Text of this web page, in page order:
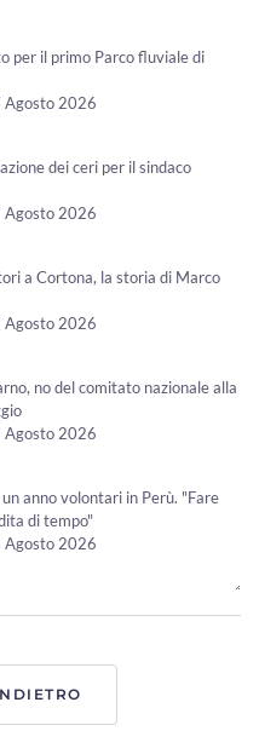
per il primo Parco fluviale di
Agosto 2026
dei ceri per il sindaco
Agosto 2026
a Cortona, la storia di Marco
Agosto 2026
no del comitato nazionale alla
Agosto 2026
anno volontari in Perù. "Fare
di tempo"
Agosto 2026